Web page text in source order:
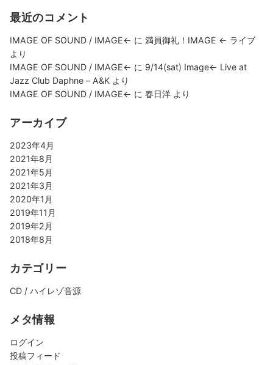
最近のコメント
IMAGE OF SOUND / IMAGE← に 満員御礼！IMAGE ← ライブ
より
IMAGE OF SOUND / IMAGE← に 9/14(sat) Image← Live at
Jazz Club Daphne – A&K より
IMAGE OF SOUND / IMAGE← に 春日洋 より
アーカイブ
2023年4月
2021年8月
2021年5月
2021年3月
2020年1月
2019年11月
2019年2月
2018年8月
カテゴリー
CD / ハイレゾ音源
メタ情報
ログイン
投稿フィード